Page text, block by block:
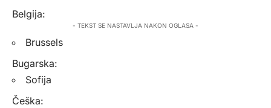
Belgija:
- TEKST SE NASTAVLJA NAKON OGLASA -
Brussels
Bugarska:
Sofija
Češka: